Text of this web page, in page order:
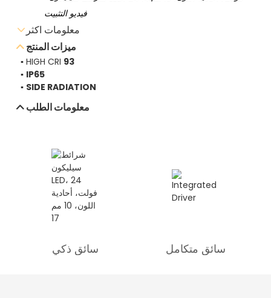
فيديو التثبيت
معلومات اكثر
تحميل ورقة البيانات
ميزات المنتج
▪ HIGH CRI 93
▪ IP65
▪ SIDE RADIATION
معلومات الطلب
سائق ذكي سائق متكامل